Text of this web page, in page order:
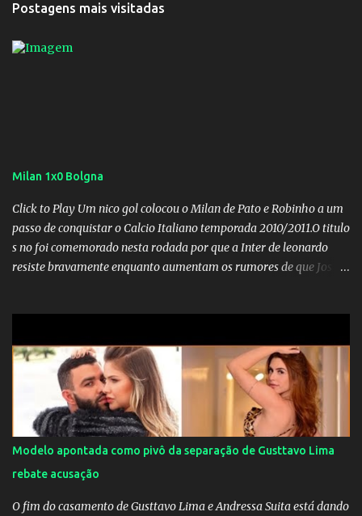
Postagens mais visitadas
Milan 1x0 Bolgna
Click to Play Um nico gol colocou o Milan de Pato e Robinho a um
passo de conquistar o Calcio Italiano temporada 2010/2011.O titulo
s no foi comemorado nesta rodada por que a Inter de leonardo
resiste bravamente enquanto aumentam os rumores de que Jos
Modelo apontada como pivô da separação de Gusttavo Lima
rebate acusação
O fim do casamento de Gusttavo Lima e Andressa Suita está dando